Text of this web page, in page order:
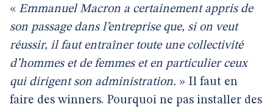
« Emmanuel Macron a certainement appris de
son passage dans l’entreprise que, si on veut
réussir, il faut entraîner toute une collectivité
d’hommes et de femmes et en particulier ceux
qui dirigent son administration. » Il faut en
faire des winners. Pourquoi ne pas installer des